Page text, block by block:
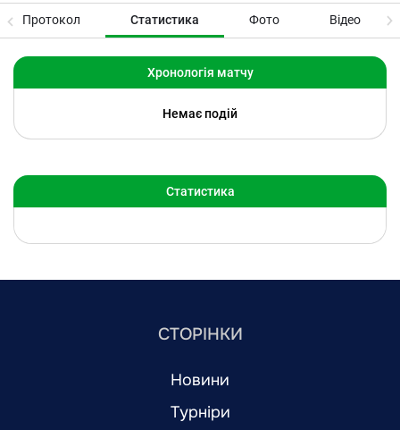
Протокол Статистика Фото Відео
Хронологія матчу
Немає подій
Статистика
СТОРІНКИ
Новини
Турніри